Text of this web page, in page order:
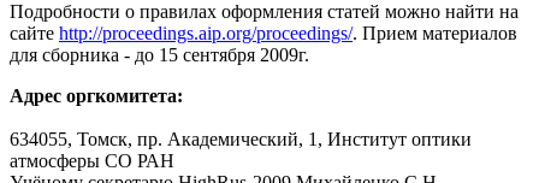
Подробности о правилах оформления статей можно найти на
сайте http://proceedings.aip.org/proceedings/. Прием материалов
для сборника - до 15 сентября 2009г.
Адрес оргкомитета:
634055, Томск, пр. Академический, 1, Институт оптики
атмосферы СО РАН